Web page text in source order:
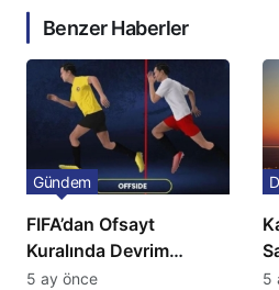
Benzer Haberler
FIFA’dan Ofsayt
Kuralında Devrim
Niteliğinde Onay
Gündem
5 ay önce 5